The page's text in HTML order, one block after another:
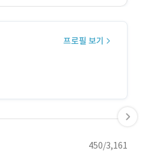
프로필 보기
450/3,161